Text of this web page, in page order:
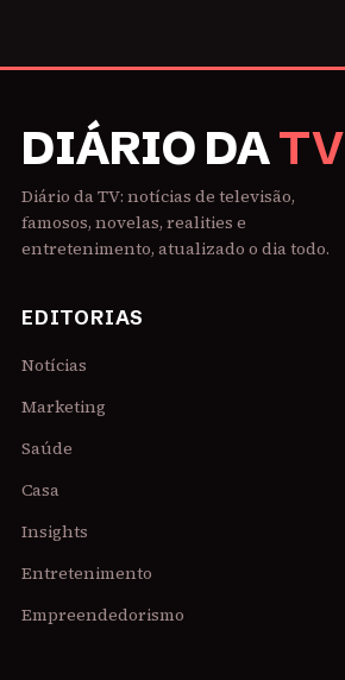
DIÁRIO DATV
Diário da TV: notícias de televisão,
famosos, novelas, realities e
entretenimento, atualizado o dia todo.
EDITORIAS
Notícias
Marketing
Saúde
Casa
Insights
Entretenimento
Empreendedorismo